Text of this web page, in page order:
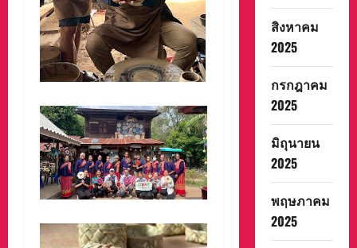
สิงหาคม
2025
กรกฎาคม
2025
มิถุนายน
2025
พฤษภาคม
2025